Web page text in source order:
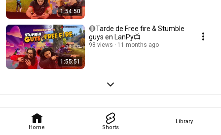
Home Shorts
Library
1:54:50
1:55:51
🔴Tarde de Free fire & Stumble
guys en LanPy📺
98 views 11 months ago